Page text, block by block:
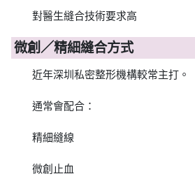
對醫生縫合技術要求高
微創／精細縫合方式
近年深圳私密整形機構較常主打。
通常會配合：
精細縫線
微創止血